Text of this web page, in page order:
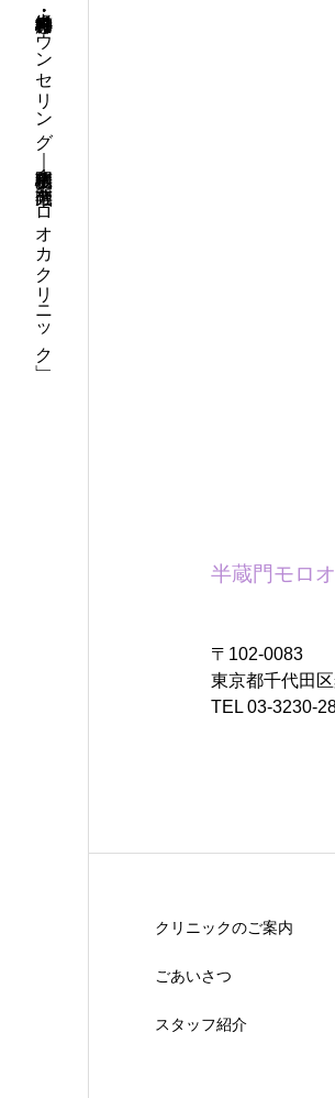
精神科・神経科・心療内科・カウンセリング｜半蔵門駅徒歩１分「半蔵門モロオカクリニック」
半蔵門モロ
〒102-0083
東京都千代田
TEL 03-3230-
クリニックのご案内
ごあいさつ
スタッフ紹介